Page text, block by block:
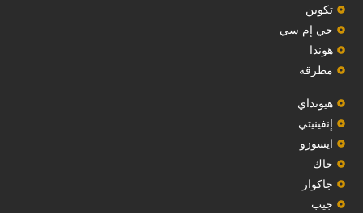
‏تكوين‏
جي إم سي
هوندا
مطرقة
هيونداي
إنفينيتي
‏ايسوزو‏
‏جاك‏
جاكوار
جيب